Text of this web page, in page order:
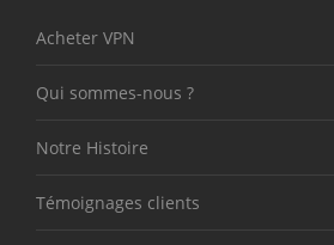
Acheter VPN
Qui sommes-nous ?
Notre Histoire
Témoignages clients